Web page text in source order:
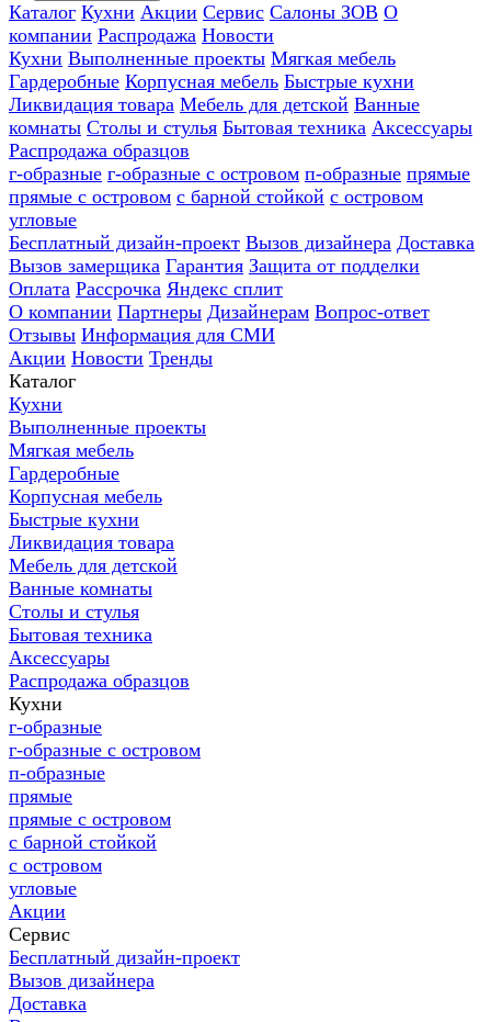
Каталог Кухни Акции Сервис Салоны ЗОВ О
компании Распродажа Новости
Кухни Выполненные проекты Мягкая мебель
Гардеробные Корпусная мебель Быстрые кухни
Ликвидация товара Мебель для детской Ванные
комнаты Столы и стулья Бытовая техника Аксессуары
Распродажа образцов
г-образные г-образные с островом п-образные прямые
прямые с островом с барной стойкой с островом
угловые
Бесплатный дизайн-проект Вызов дизайнера Доставка
Вызов замерщика Гарантия Защита от подделки
Оплата Рассрочка Яндекс сплит
О компании Партнеры Дизайнерам Вопрос-ответ
Отзывы Информация для СМИ
Акции Новости Тренды
Каталог
Кухни
Выполненные проекты
Мягкая мебель
Гардеробные
Корпусная мебель
Быстрые кухни
Ликвидация товара
Мебель для детской
Ванные комнаты
Столы и стулья
Бытовая техника
Аксессуары
Распродажа образцов
Кухни
г-образные
г-образные с островом
п-образные
прямые
прямые с островом
с барной стойкой
с островом
угловые
Акции
Сервис
Бесплатный дизайн-проект
Вызов дизайнера
Доставка